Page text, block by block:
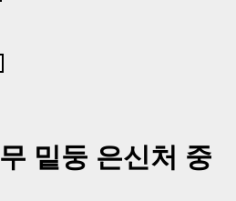
밑둥 은신처 중